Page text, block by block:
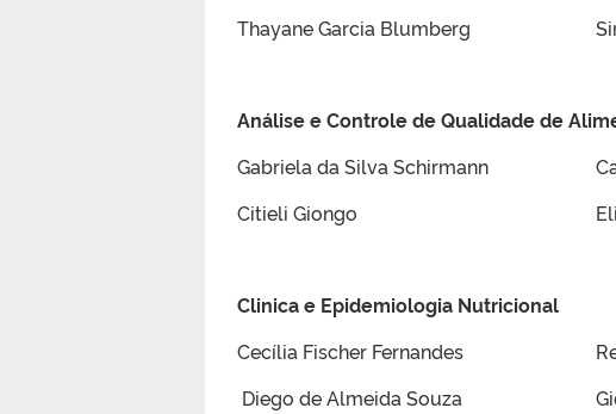
Thayane Garcia Blumberg
Análise e Controle de Qualidade de
Gabriela da Silva Schirmann
Citieli Giongo
Clinica e Epidemiologia Nutricional
Cecília Fischer Fernandes
Diego de Almeida Souza